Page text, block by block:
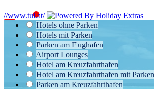
//www.tui.at/
Hotels ohne Parken
Hotels mit Parken
Parken am Flughafen
Airport Lounges
Hotel am Kreuzfahrthafen
Hotel am Kreuzfahrthafen mit Parken
Parken am Kreuzfahrthafen